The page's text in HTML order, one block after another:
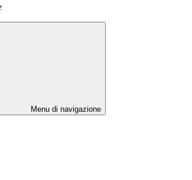
Menu di navigazione